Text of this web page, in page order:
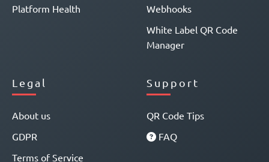
Platform Health
Webhooks
White Label QR Code
Manager
Legal
About us
GDPR
Terms of Service
Support
QR Code Tips
FAQ